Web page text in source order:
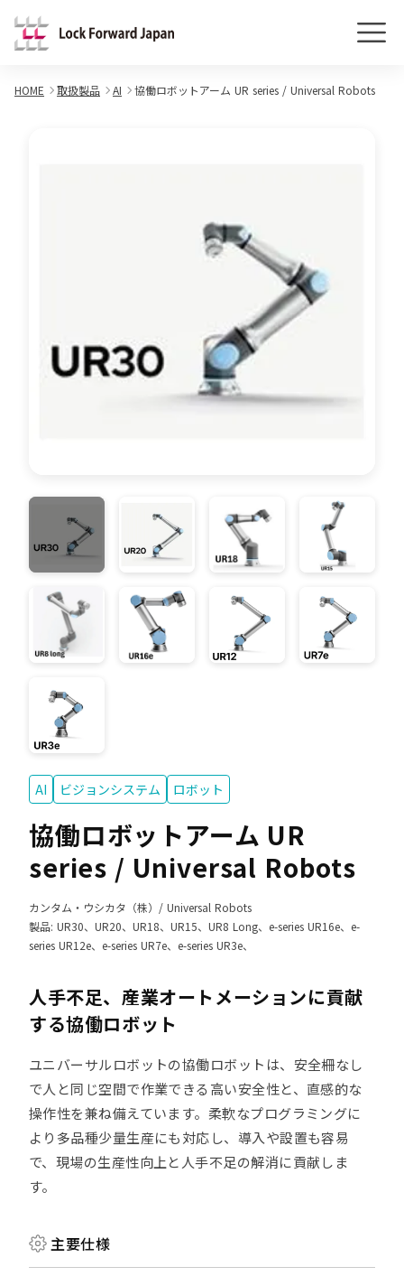
HOME 取扱製品 AI 協働ロボットアーム UR series / Universal Robots
AI ビジョンシステム ロボット
協働ロボットアーム UR
series / Universal Robots
カンタム・ウシカタ（株）/ Universal Robots
製品: UR30、UR20、UR18、UR15、UR8 Long、e-series UR16e、e-
series UR12e、e-series UR7e、e-series UR3e、
人手不足、産業オートメーションに貢献
する協働ロボット
ユニバーサルロボットの協働ロボットは、安全柵なし
で人と同じ空間で作業できる高い安全性と、直感的な
操作性を兼ね備えています。柔軟なプログラミングに
より多品種少量生産にも対応し、導入や設置も容易
で、現場の生産性向上と人手不足の解消に貢献しま
す。
主要仕様